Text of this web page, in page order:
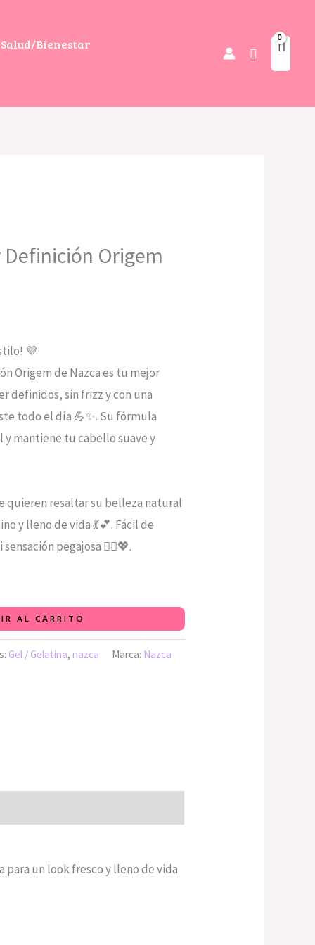
Salud/Bienestar
Buscar
Origem
💜
Origem de Nazca es tu mejor
definidos, sin frizz y con una
todo el día 💪✨. Su fórmula
mantiene tu cabello suave y
quieren resaltar su belleza natural
y lleno de vida 💃💕. Fácil de
pegajosa 🙅‍♀️💖.
AL CARRITO
Gel / Gelatina, nazca Marca: Nazca
un look fresco y lleno de vida